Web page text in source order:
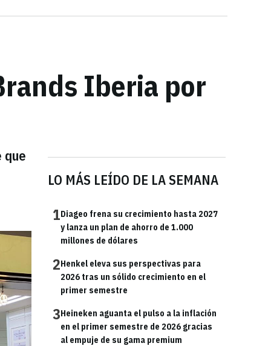
Iberia por
que
LO MÁS LEÍDO DE LA SEMANA
1Diageo frena su crecimiento hasta 2027
y lanza un plan de ahorro de 1.000
millones de dólares
2Henkel eleva sus perspectivas para
2026 tras un sólido crecimiento en el
primer semestre
3Heineken aguanta el pulso a la inflación
en el primer semestre de 2026 gracias
al empuje de su gama premium